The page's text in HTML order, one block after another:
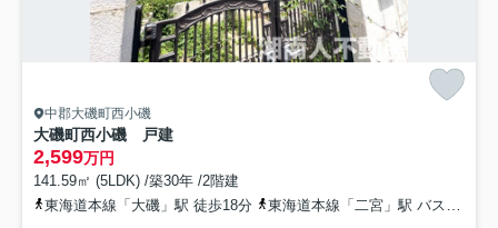
中郡大磯町西小磯
大磯町西小磯 戸建
2,599万円
141.59㎡ (5LDK) /築30年 /2階建
東海道本線「大磯」駅 徒歩18分
東海道本線「二宮」駅 バス15分 神奈川中央交通「白岩大門」 停歩8分